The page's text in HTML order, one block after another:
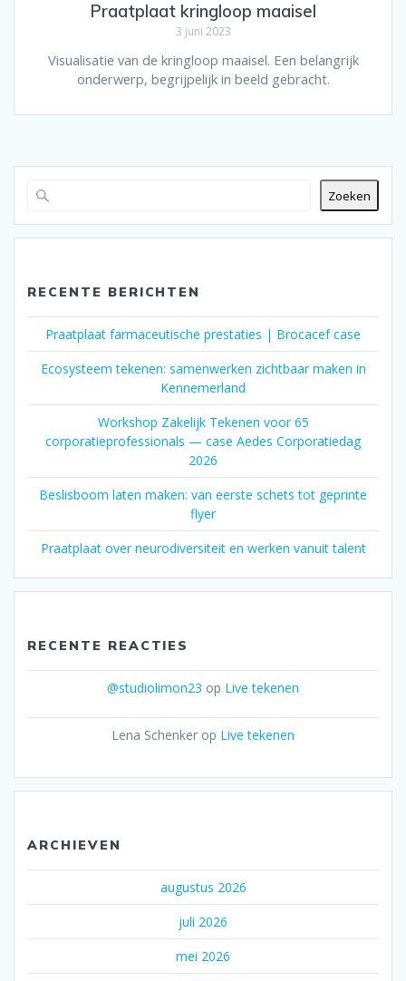
Praatplaat kringloop maaisel
3 juni 2023
Visualisatie van de kringloop maaisel. Een belangrijk
onderwerp, begrijpelijk in beeld gebracht.
Zoeken
RECENTE BERICHTEN
Praatplaat farmaceutische prestaties | Brocacef case
Ecosysteem tekenen: samenwerken zichtbaar maken in
Kennemerland
Workshop Zakelijk Tekenen voor 65
corporatieprofessionals — case Aedes Corporatiedag
2026
Beslisboom laten maken: van eerste schets tot geprinte
flyer
Praatplaat over neurodiversiteit en werken vanuit talent
RECENTE REACTIES
@studiolimon23 op Live tekenen
Lena Schenker op Live tekenen
ARCHIEVEN
augustus 2026
juli 2026
mei 2026